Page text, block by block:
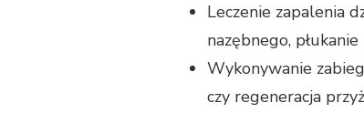
Leczenie zapalenia
nazębnego,
Wykonywanie
czy regeneracja